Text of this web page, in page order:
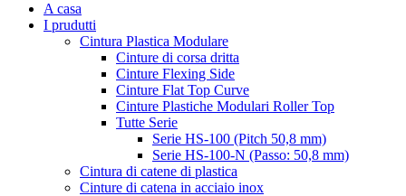
A casa
I prudutti
Cintura Plastica Modulare
Cinture di corsa dritta
Cinture Flexing Side
Cinture Flat Top Curve
Cinture Plastiche Modulari Roller Top
Tutte Serie
Serie HS-100 (Pitch 50,8 mm)
Serie HS-100-N (Passo: 50,8 mm)
Cintura di catene di plastica
Cinture di catena in acciaio inox